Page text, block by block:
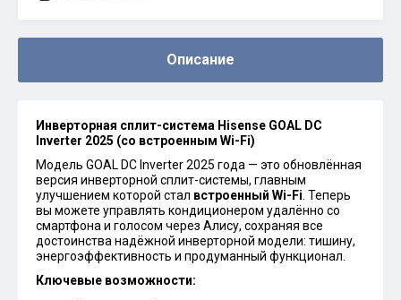
Описание
Инверторная сплит-система Hisense GOAL DC
Inverter 2025 (со встроенным Wi-Fi)
Модель GOAL DC Inverter 2025 года — это обновлённая
версия инверторной сплит-системы, главным
улучшением которой стал встроенный Wi-Fi . Теперь
вы можете управлять кондиционером удалённо со
смартфона и голосом через Алису, сохраняя все
достоинства надёжной инверторной модели: тишину,
энергоэффективность и продуманный функционал.
Ключевые возможности: